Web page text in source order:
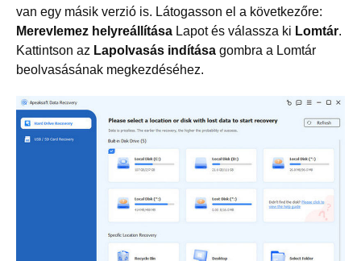
van egy másik verzió is. Látogasson el a következőre:
Merevlemez helyreállítása Lapot és válassza ki Lomtár.
Kattintson az Lapolvasás indítása gombra a Lomtár
beolvasásának megkezdéséhez.